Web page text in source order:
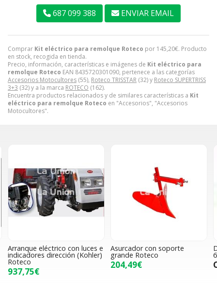
Comprar Kit eléctrico para remolque Roteco por 145,20€. Producto
en stock, recogida en tienda.
Precio, información, características e imágenes de Kit eléctrico para
remolque Roteco EAN 8435720301090, pertenece a las categorías
Accesorios Motocultores (55), Roteco TRISSTAR (32) y Roteco SUPERTRISS
3+3 (32) y a la marca ROTECO (162).
Encuentra productos relacionados y de similares características a Kit
eléctrico para remolque Roteco en "Accesorios", "Accesorios
Motocultores".
687 099 388 ENVIAR EMAIL
Arranque eléctrico con luces e
indicadores dirección (Kohler)
Roteco
937,75€
Asurcador con soporte
grande Roteco
204,49€